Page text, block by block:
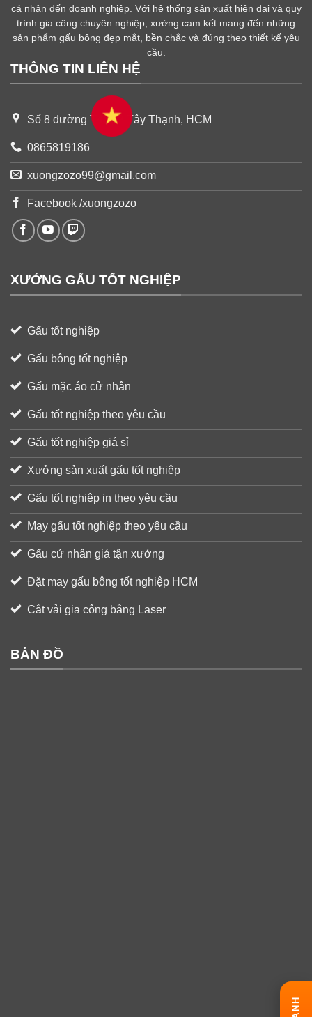
cá nhân đến doanh nghiệp. Với hệ thống sản xuất hiện đại và quy
trình gia công chuyên nghiệp, xưởng cam kết mang đến những
sản phẩm gấu bông đẹp mắt, bền chắc và đúng theo thiết kế yêu
cầu.
THÔNG TIN LIÊN HỆ
Số 8 đường T4B, P Tây Thạnh, HCM
0865819186
xuongzozo99@gmail.com
Facebook /xuongzozo
XƯỞNG GẤU TỐT NGHIỆP
Gấu tốt nghiệp
Gấu bông tốt nghiệp
Gấu mặc áo cử nhân
Gấu tốt nghiệp theo yêu cầu
Gấu tốt nghiệp giá sỉ
Xưởng sản xuất gấu tốt nghiệp
Gấu tốt nghiệp in theo yêu cầu
May gấu tốt nghiệp theo yêu cầu
Gấu cử nhân giá tận xưởng
Đặt may gấu bông tốt nghiệp HCM
Cắt vải gia công bằng Laser
BẢN ĐỒ